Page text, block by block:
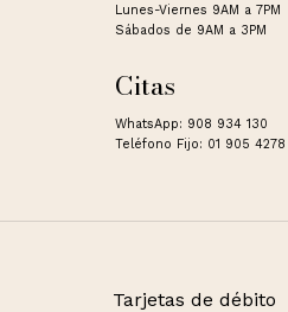
Lunes-Viernes 9AM a 7PM
Sábados de 9AM a 3PM
Citas
WhatsApp: 908 934 130
Teléfono Fijo: 01 905 4278
Tarjetas de débito